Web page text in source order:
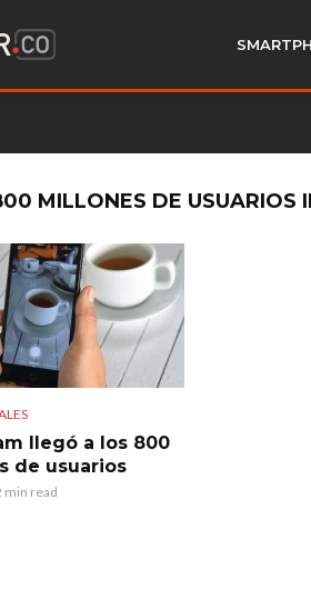
MILLONES DE USUARIOS
llegó a los 800
de usuarios
min read